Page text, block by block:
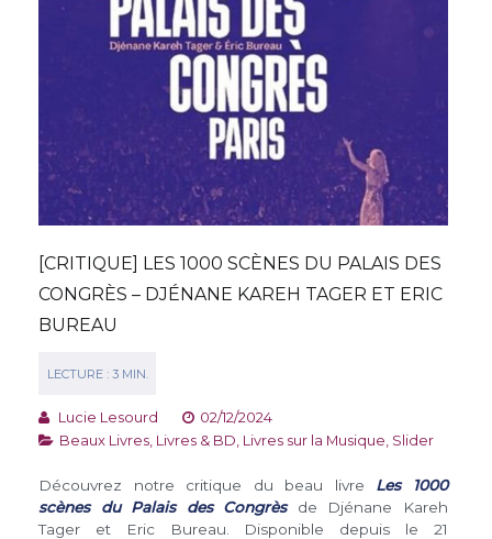
[CRITIQUE] LES 1000 SCÈNES DU PALAIS DES
CONGRÈS – DJÉNANE KAREH TAGER ET ERIC
BUREAU
Lucie Lesourd
02/12/2024
Beaux Livres, Livres & BD, Livres sur la Musique, Slider
Découvrez notre critique du beau livre Les 1000
scènes du Palais des Congrèsde Djénane Kareh
Tager et Eric Bureau. Disponible depuis le 21